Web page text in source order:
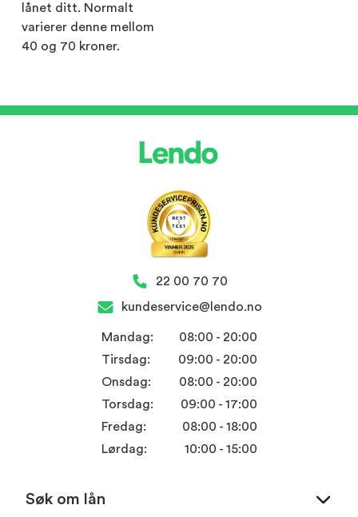
lånet ditt. Normalt
varierer denne mellom
40 og 70 kroner.
22 00 70 70
kundeservice@lendo.no
Mandag:
08:00 - 20:00
Tirsdag:
09:00 - 20:00
Onsdag:
08:00 - 20:00
Torsdag:
09:00 - 17:00
Fredag:
08:00 - 18:00
Lørdag:
10:00 - 15:00
Søk om lån